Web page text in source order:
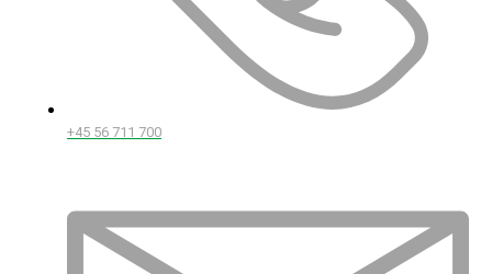
+45 56 711 700